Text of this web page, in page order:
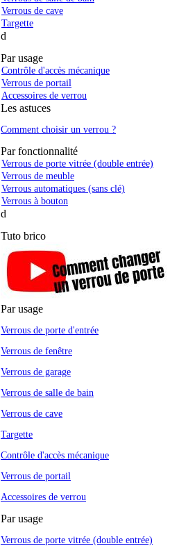
Verrous de cave
Targette
d
Par usage
Contrôle d'accès mécanique
Verrous de portail
Accessoires de verrou
Les astuces
Comment choisir un verrou ?
Par fonctionnalité
Verrous de porte vitrée (double entrée)
Verrous de meuble
Verrous automatiques (sans clé)
Verrous à bouton
d
Tuto brico
Par usage
Verrous de porte d'entrée
Verrous de fenêtre
Verrous de garage
Verrous de salle de bain
Verrous de cave
Targette
Contrôle d'accès mécanique
Verrous de portail
Accessoires de verrou
Par usage
Verrous de porte vitrée (double entrée)